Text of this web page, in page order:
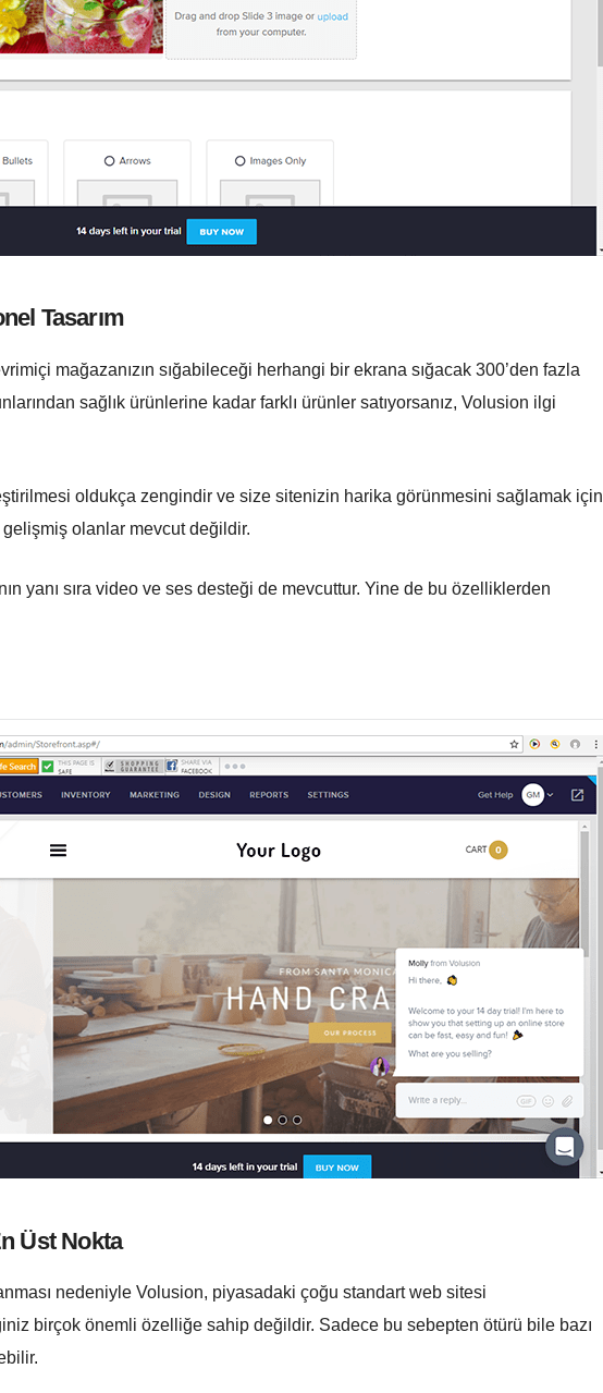
Tasarım
mağazanızın sığabileceği herhangi bir ekrana sığacak 300’den fazla
sağlık ürünlerine kadar farklı ürünler satıyorsanız, Volusion ilgi
oldukça zengindir ve size sitenizin harika görünmesini sağlamak için
olanlar mevcut değildir.
yanı sıra video ve ses desteği de mevcuttur. Yine de bu özelliklerden
Üst Nokta
nedeniyle Volusion, piyasadaki çoğu standart web sitesi
birçok önemli özelliğe sahip değildir. Sadece bu sebepten ötürü bile bazı